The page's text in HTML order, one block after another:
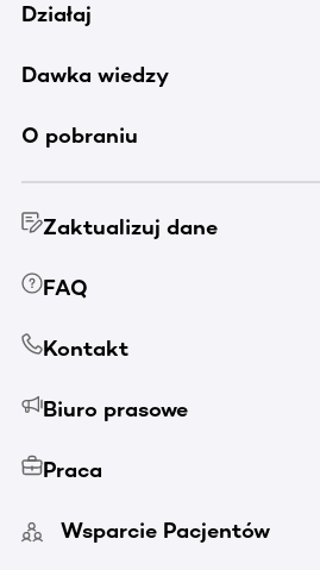
Działaj
Dawka wiedzy
O pobraniu
Zaktualizuj dane
FAQ
Kontakt
Biuro prasowe
Praca
Wsparcie Pacjentów